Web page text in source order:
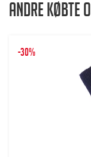
Andre købte
-30%